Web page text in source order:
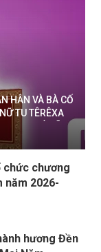
HÂN VÀ BÀ CỐ
TU TÊRÊXA
HOÁ ĐÃ
chức chương
năm 2026-
hương Đền